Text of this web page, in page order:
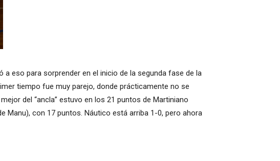
eso para sorprender en el inicio de la segunda fase de la
tiempo fue muy parejo, donde prácticamente no se
del “ancla” estuvo en los 21 puntos de Martiniano
Manu), con 17 puntos. Náutico está arriba 1-0, pero ahora